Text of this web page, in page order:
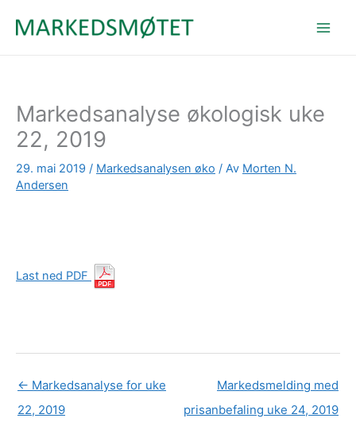
Markedsanalyse økologisk uke
22, 2019
29. mai 2019 / Markedsanalysen øko / Av Morten N.
Andersen
Last ned PDF
← Markedsanalyse for uke
22, 2019
Markedsmelding med
prisanbefaling uke 24, 2019